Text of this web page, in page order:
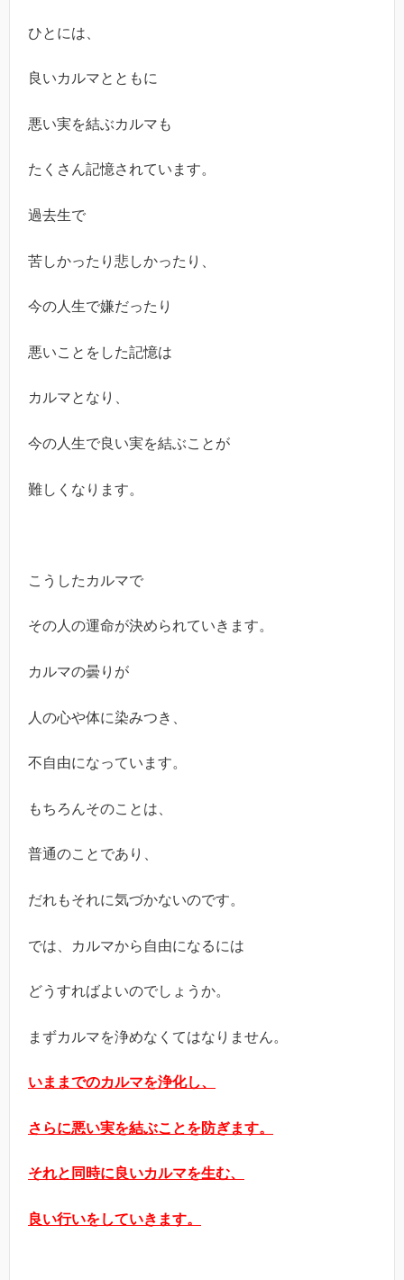
ひとには、
良いカルマとともに
悪い実を結ぶカルマも
たくさん記憶されています。
過去生で
苦しかったり悲しかったり、
今の人生で嫌だったり
悪いことをした記憶は
カルマとなり、
今の人生で良い実を結ぶことが
難しくなります。
こうしたカルマで
その人の運命が決められていきます。
カルマの曇りが
人の心や体に染みつき、
不自由になっています。
もちろんそのことは、
普通のことであり、
だれもそれに気づかないのです。
では、カルマから自由になるには
どうすればよいのでしょうか。
まずカルマを浄めなくてはなりません。
いままでのカルマを浄化し、
さらに悪い実を結ぶことを防ぎます。
それと同時に良いカルマを生む、
良い行いをしていきます。